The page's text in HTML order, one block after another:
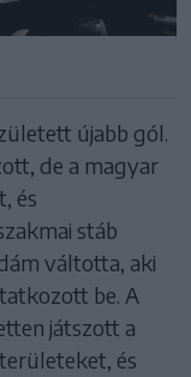
újabb gól.
de a magyar
és
stáb
váltotta, aki
be. A
játszott a
és